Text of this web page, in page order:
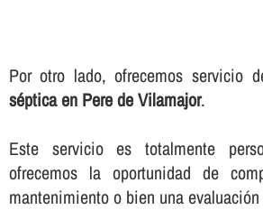
Por otro lado, ofrecemos servicio
séptica en Pere de Vilamajor.
Este servicio es totalmente
ofrecemos la oportunidad de
mantenimiento o bien una